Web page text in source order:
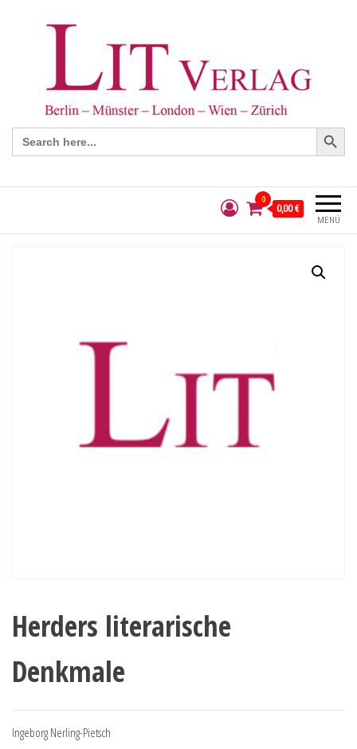
Search
for:
Search Button
MENÜ
0
0,00 €
Herders literarische
Denkmale
Ingeborg Nerling-Pietsch